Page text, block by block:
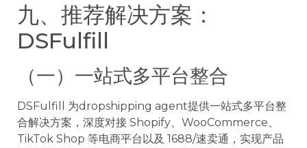
九、推荐解决方案：
DSFulfill
（一）一站式多平台整合
DSFulfill 为dropshipping agent提供一站式多平台整
合解决方案，深度对接 Shopify、WooCommerce、
TikTok Shop 等电商平台以及 1688/速卖通，实现产品